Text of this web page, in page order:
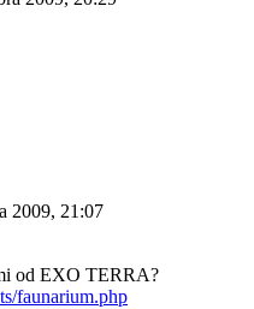
2009, 21:07
od EXO TERRA?
faunarium.php